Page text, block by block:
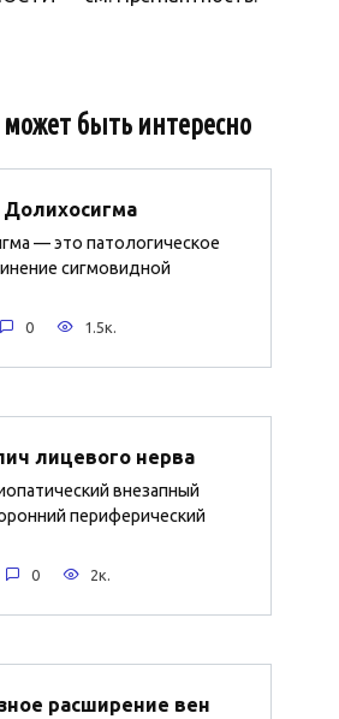
может быть интересно
Долихосигма
— это патологическое
сигмовидной
0 1.5к.
лицевого нерва
внезапный
периферический
0 2к.
расширение вен